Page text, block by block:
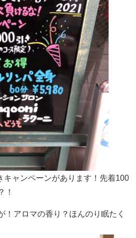
キャンペーンがあります！先着100
！
！アロマの香り？ほんのり眠たく